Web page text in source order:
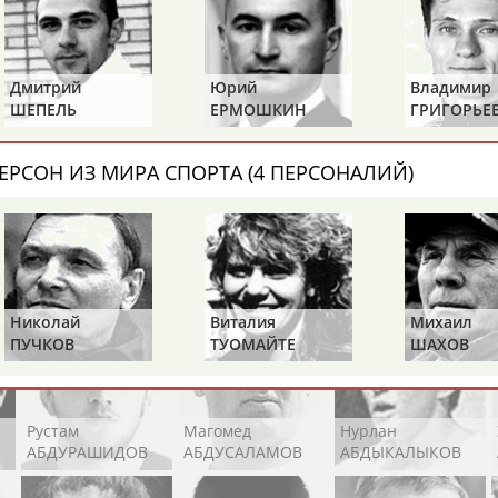
Каримжан
АБДРАХМАНОВ
Аделя
АБДРАХМАНОВА
Андрей
АБДУВАЛИЕВ
Абдула
АБДУЛЖАЛИЛОВ
Магомед
АБДУЛКАГИРОВ
Назир
АБДУЛЛАЕВ
спортсмене, тренере, специалисте или
героев! Герои спорта - это одни из главных
Рустам
АБДУРАШИДОВ
Магомед
АБДУСАЛАМОВ
Нурлан
АБДЫКАЛЫКОВ
Юрий
ЕРМОШКИН
Владимир
ГРИГОРЬЕВ
Антон
ГОГОЛЕВ
ИЗ МИРА СПОРТА (4 ПЕРСОНАЛИЙ)
Николай
ПУЧКОВ
Виталия
ТУОМАЙТЕ
Михаил
ШАХОВ